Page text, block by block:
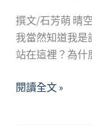
撰文/石芳萌 晴
我當然知道我是
站在這裡？為
追
閱讀全文 »